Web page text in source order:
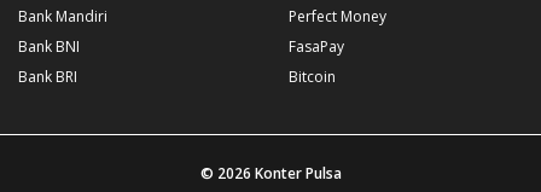
Bank Mandiri
Bank BNI
Bank BRI
Perfect Money
FasaPay
Bitcoin
© 2026 Konter Pulsa